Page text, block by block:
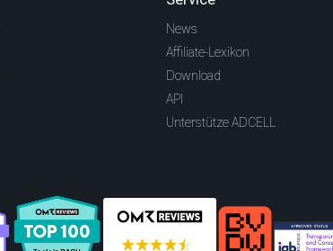
News
Affiliate-Lexikon
Download
API
Unterstütze ADCELL